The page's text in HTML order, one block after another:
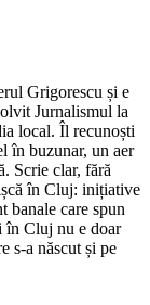
Grigorescu și e
Jurnalismul la
local. Îl recunoști
în buzunar, un aer
Scrie clar, fără
în Cluj: inițiative
banale care spun
în Cluj nu e doar
s-a născut și pe